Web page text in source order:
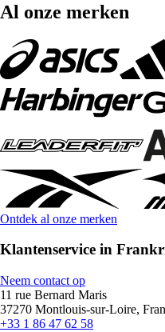
Al onze merken
Ontdek al onze merken
Klantenservice in
Neem contact op
11 rue Bernard Maris
37270 Montlouis-sur-Loire,
+33 1 86 47 62 58